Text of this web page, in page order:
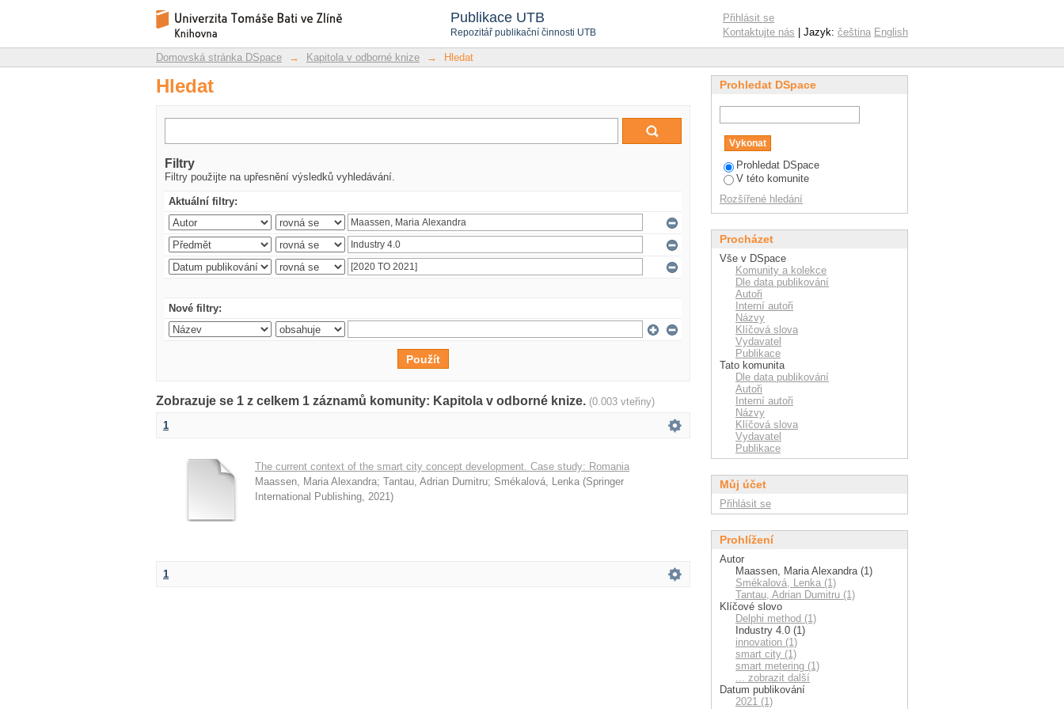
Publikace UTB
Repozitář publikační činnosti UTB
Hledat
Repozitář DSpace/Manakin
Přihlásit se
Kontaktujte nás | Jazyk: čeština English
Domovská stránka DSpace → Kapitola v odborné knize → Hledat
Hledat
Filtry
Filtry použijte na upřesnění výsledků vyhledávání.
Aktuální filtry:
Nové filtry:
Zobrazuje se 1 z celkem 1 záznamů komunity: Kapitola v odborné knize. (0.003 vteřiny)
1
The current context of the smart city concept development. Case study: Romania
Maassen, Maria Alexandra; Tantau, Adrian Dumitru; Smékalová, Lenka (Springer
International Publishing, 2021)
1
Prohledat DSpace
Prohledat DSpace
V této komunite
Rozšířené hledání
Procházet
Vše v DSpace
Komunity a kolekce
Dle data publikování
Autoři
Interní autoři
Názvy
Klíčová slova
Vydavatel
Publikace
Tato komunita
Dle data publikování
Autoři
Interní autoři
Názvy
Klíčová slova
Vydavatel
Publikace
Můj účet
Přihlásit se
Prohlížení
Autor
Maassen, Maria Alexandra (1)
Smékalová, Lenka (1)
Tantau, Adrian Dumitru (1)
Klíčové slovo
Delphi method (1)
Industry 4.0 (1)
innovation (1)
smart city (1)
smart metering (1)
... zobrazit další
Datum publikování
2021 (1)